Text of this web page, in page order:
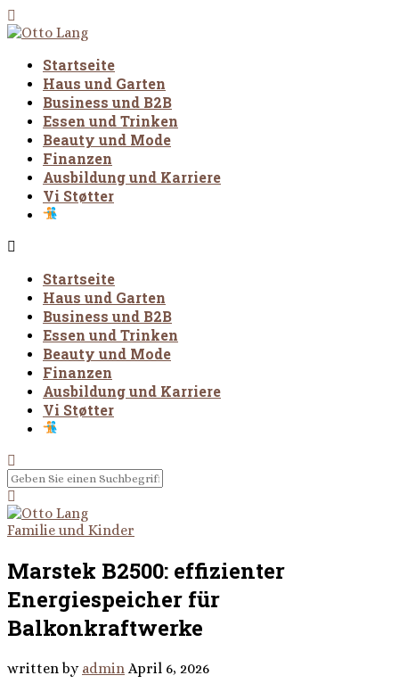
Startseite
Haus und Garten
Business und B2B
Essen und Trinken
Beauty und Mode
Finanzen
Ausbildung und Karriere
Vi Støtter
Startseite
Haus und Garten
Business und B2B
Essen und Trinken
Beauty und Mode
Finanzen
Ausbildung und Karriere
Vi Støtter
Familie und Kinder
Marstek B2500: effizienter
Energiespeicher für
Balkonkraftwerke
written by admin April 6, 2026